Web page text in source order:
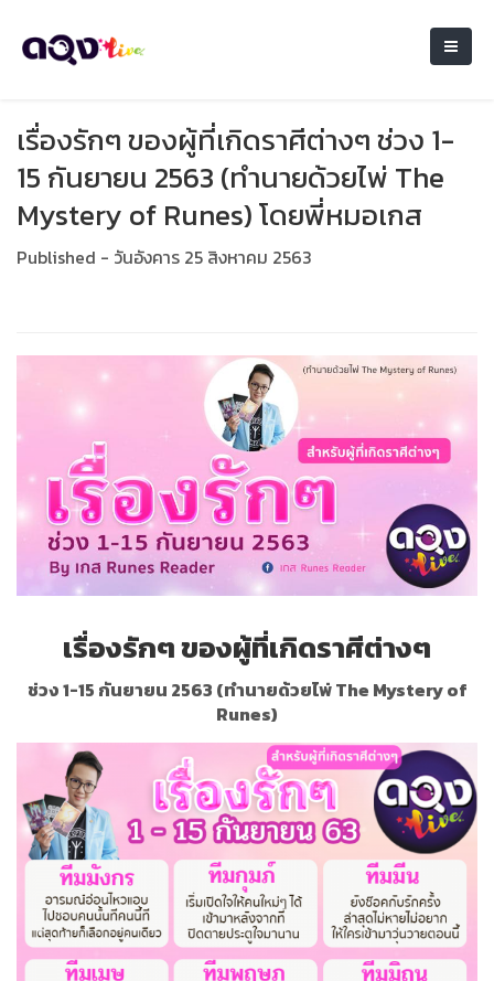
เรื่องรักๆ ของผู้ที่เกิดราศีต่างๆ ช่วง 1-
15 กันยายน 2563 (ทำนายด้วยไพ่ The
Mystery of Runes) โดยพี่หมอเกส
Published - วันอังคาร 25 สิงหาคม 2563
เรื่องรักๆ ของผู้ที่เกิดราศีต่างๆ
ช่วง 1-15 กันยายน 2563 (ทำนายด้วยไพ่The Mystery of
Runes)